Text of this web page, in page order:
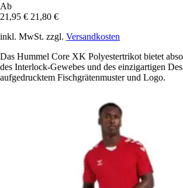
Ab
21,95 € 21,80 €
inkl. MwSt. zzgl. Versandkosten
Das Hummel Core XK Polyestertrikot bietet
des Interlock-Gewebes und des einzigartigen
aufgedrucktem Fischgrätenmuster und Logo.